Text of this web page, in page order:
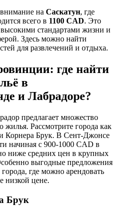
внимание на Саскатун, где
всего в 1100 CAD. Это
стандартами жизни и
Здесь можно найти
для развлечений и отдыха.
где найти
в
и Лабрадоре?
предлагает множество
жилья. Рассмотрите города как
Корнера Брук. В Сент-Джонсе
начиная с 900-1000 CAD в
ниже средних цен в крупных
выгодные предложения
где можно арендовать
низкой цене.
Брук